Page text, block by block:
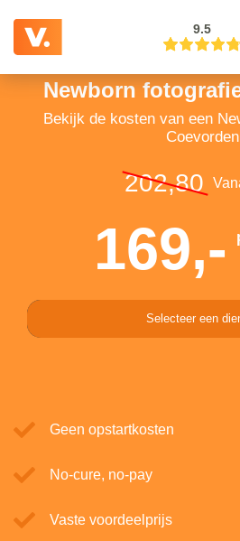
9.5
Newborn
Bekijk de kosten van een
Coevorden
202,80
169,-
Selecteer een
Geen opstartkosten
No-cure, no-pay
Vaste voordeelprijs